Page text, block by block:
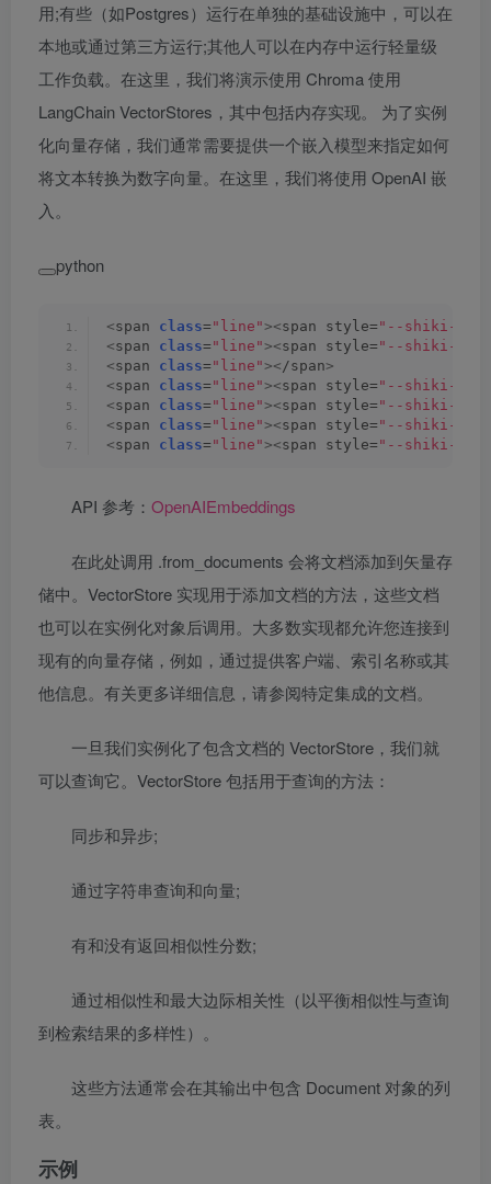
用;有些（如Postgres）运行在单独的基础设施中，可以在
本地或通过第三方运行;其他人可以在内存中运行轻量级
工作负载。在这里，我们将演示使用 Chroma 使用
LangChain VectorStores，其中包括内存实现。 为了实例
化向量存储，我们通常需要提供一个嵌入模型来指定如何
将文本转换为数字向量。在这里，我们将使用 OpenAI 嵌
入。
python
<span class= "line"><span style= "--shiki-
<span class= "line"><span style= "--shiki-
<span class= "line">< /span>
<span class= "line"><span style= "--shiki-
<span class= "line"><span style= "--shiki-
<span class= "line"><span style= "--shiki-
<span class= "line"><span style= "--shiki-
API 参考： OpenAIEmbeddings
在此处调用 .from_documents 会将文档添加到矢量存
储中。VectorStore 实现用于添加文档的方法，这些文档
也可以在实例化对象后调用。大多数实现都允许您连接到
现有的向量存储，例如，通过提供客户端、索引名称或其
他信息。有关更多详细信息，请参阅特定集成的文档。
一旦我们实例化了包含文档的 VectorStore，我们就
可以查询它。VectorStore 包括用于查询的方法：
同步和异步;
通过字符串查询和向量;
有和没有返回相似性分数;
通过相似性和最大边际相关性（以平衡相似性与查询
到检索结果的多样性）。
这些方法通常会在其输出中包含 Document 对象的列
表。
示例